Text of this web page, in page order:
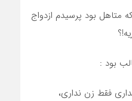
بود پرسیدم ازدواج
بود :
فقط زن نداری،